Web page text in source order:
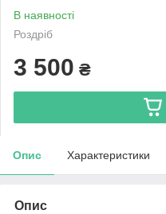
В наявності
Роздріб
3 500 ₴
Опис Характеристики
Опис